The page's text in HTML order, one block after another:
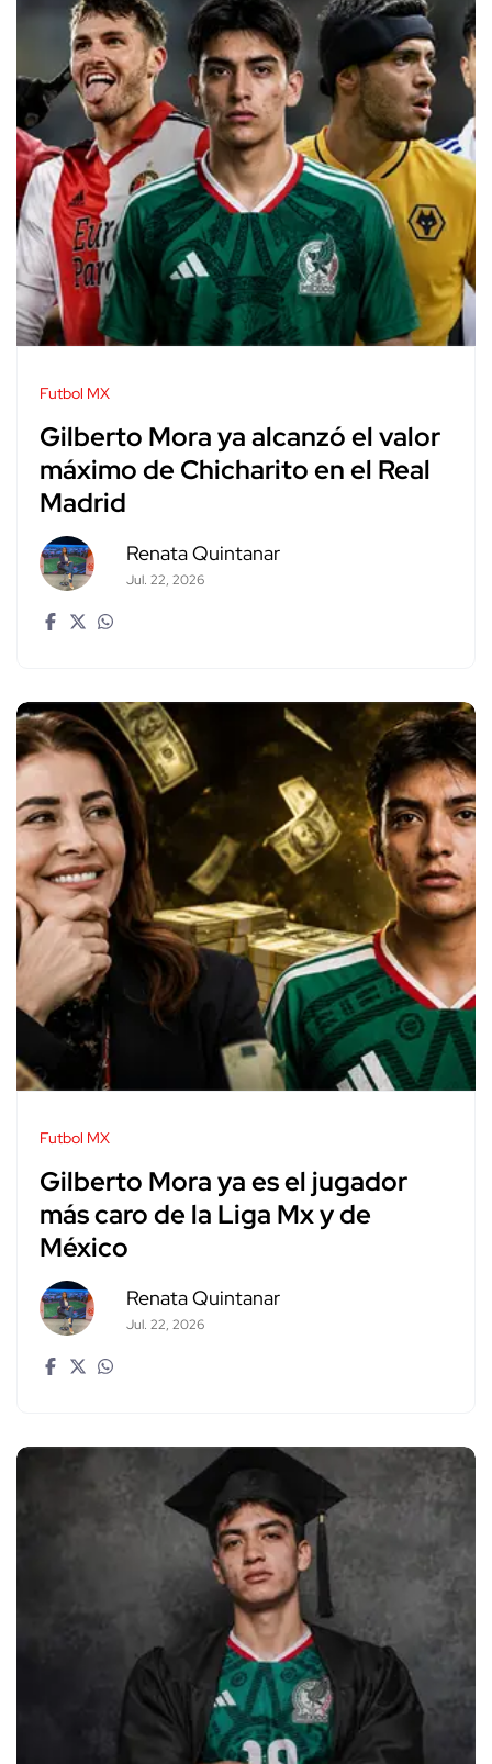
Futbol MX
Gilberto Mora ya alcanzó el valor
máximo de Chicharito en el Real
Madrid
Renata Quintanar
Jul. 22, 2026
Futbol MX
Gilberto Mora ya es el jugador
más caro de la Liga Mx y de
México
Renata Quintanar
Jul. 22, 2026